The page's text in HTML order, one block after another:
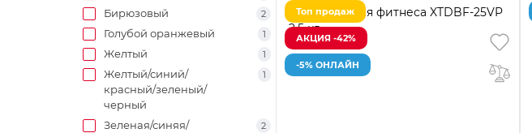
Бирюзовый 2
Голубой оранжевый 1
Желтый 1
Желтый/синий/
красный/зеленый/
черный
1
Зеленая/синяя/
2
Топ продаж
АКЦИЯ -42%
-5% ОНЛАЙН